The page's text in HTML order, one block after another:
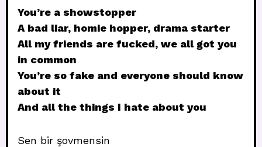
You’re a showstopper
A bad liar, homie hopper, drama starter
All my friends are fucked, we all got you
in common
You’re so fake and everyone should know
about it
And all the things I hate about you
Sen bir şovmensin